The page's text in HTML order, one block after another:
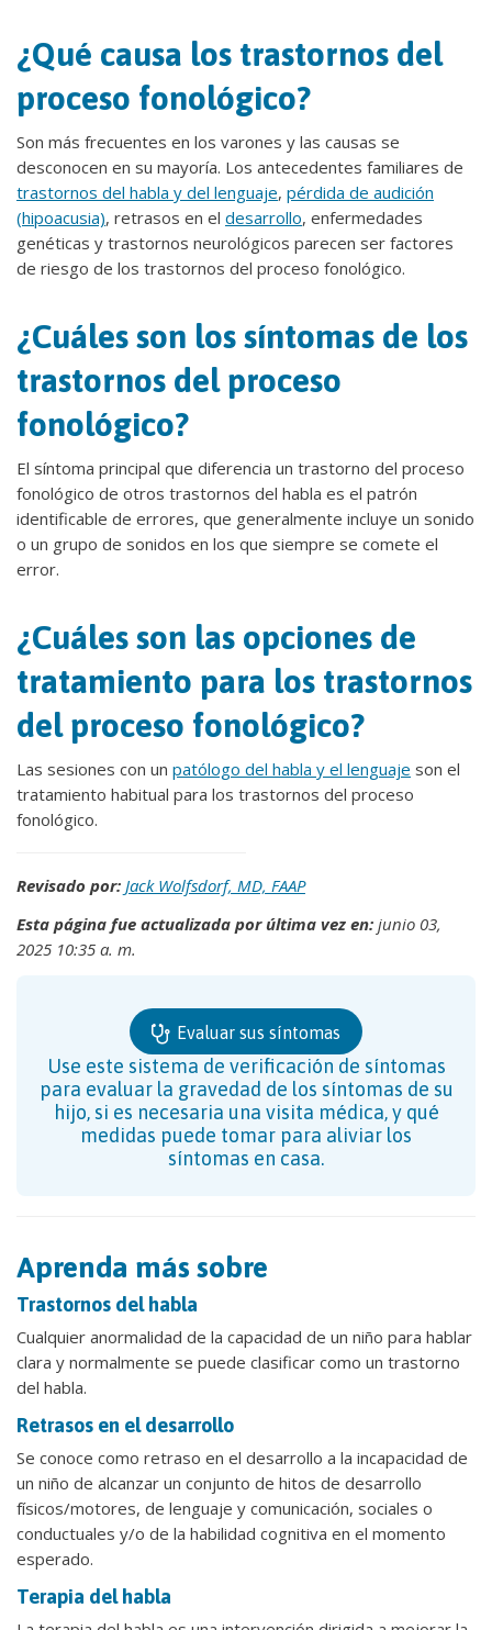
¿Qué causa los trastornos del
proceso fonológico?
Son más frecuentes en los varones y las causas se
desconocen en su mayoría. Los antecedentes familiares de
trastornos del habla y del lenguaje, pérdida de audición
(hipoacusia), retrasos en el desarrollo, enfermedades
genéticas y trastornos neurológicos parecen ser factores
de riesgo de los trastornos del proceso fonológico.
¿Cuáles son los síntomas de los
trastornos del proceso
fonológico?
El síntoma principal que diferencia un trastorno del proceso
fonológico de otros trastornos del habla es el patrón
identificable de errores, que generalmente incluye un sonido
o un grupo de sonidos en los que siempre se comete el
error.
¿Cuáles son las opciones de
tratamiento para los trastornos
del proceso fonológico?
Las sesiones con un patólogo del habla y el lenguaje son el
tratamiento habitual para los trastornos del proceso
fonológico.
Revisado por: Jack Wolfsdorf, MD, FAAP
Esta página fue actualizada por última vez en: junio 03,
2025 10:35 a. m.
Evaluar sus síntomas
Use este sistema de verificación de síntomas
para evaluar la gravedad de los síntomas de su
hijo, si es necesaria una visita médica, y qué
medidas puede tomar para aliviar los
síntomas en casa.
Aprenda más sobre
Trastornos del habla
Cualquier anormalidad de la capacidad de un niño para hablar
clara y normalmente se puede clasificar como un trastorno
del habla.
Retrasos en el desarrollo
Se conoce como retraso en el desarrollo a la incapacidad de
un niño de alcanzar un conjunto de hitos de desarrollo
físicos/motores, de lenguaje y comunicación, sociales o
conductuales y/o de la habilidad cognitiva en el momento
esperado.
Terapia del habla